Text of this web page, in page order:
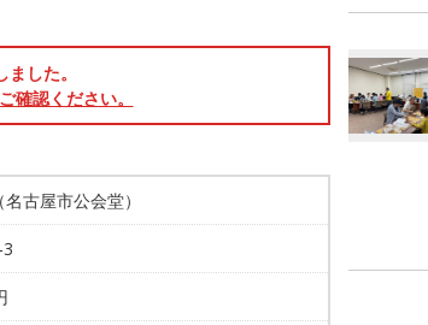
した。
確認ください。
古屋市公会堂）